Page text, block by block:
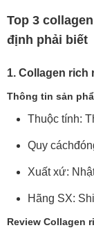
Top 3
định phải biết
1. Collagen rich
Thông tin sản
Thuộc tính:
Quy cách
Xuất xứ:
Hãng SX:
Review Collagen